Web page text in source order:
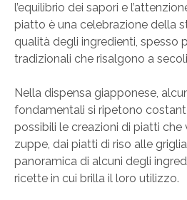
l’equilibrio dei sapori e
piatto è una celebrazione della
qualità degli ingredienti, spesso
tradizionali che risalgono a
Nella dispensa giapponese,
fondamentali si ripetono
possibili le creazioni di piatti che
zuppe, dai piatti di riso alle
panoramica di alcuni degli
ricette in cui brilla il loro utilizzo.